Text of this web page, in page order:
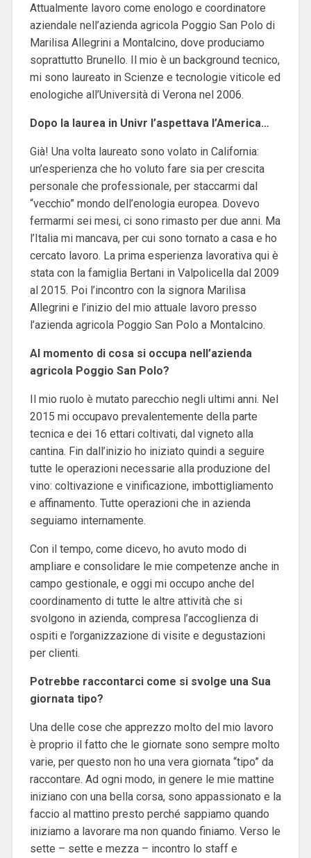
Attualmente lavoro come enologo e coordinatore
aziendale nell’azienda agricola Poggio San Polo di
Marilisa Allegrini a Montalcino, dove produciamo
soprattutto Brunello. Il mio è un background tecnico,
mi sono laureato in Scienze e tecnologie viticole ed
enologiche all’Università di Verona nel 2006.
Dopo la laurea in Univr l’aspettava l’America…
Già! Una volta laureato sono volato in California:
un’esperienza che ho voluto fare sia per crescita
personale che professionale, per staccarmi dal
“vecchio” mondo dell’enologia europea. Dovevo
fermarmi sei mesi, ci sono rimasto per due anni. Ma
l’Italia mi mancava, per cui sono tornato a casa e ho
cercato lavoro. La prima esperienza lavorativa qui è
stata con la famiglia Bertani in Valpolicella dal 2009
al 2015. Poi l’incontro con la signora Marilisa
Allegrini e l’inizio del mio attuale lavoro presso
l’azienda agricola Poggio San Polo a Montalcino.
Al momento di cosa si occupa nell’azienda
agricola Poggio San Polo?
Il mio ruolo è mutato parecchio negli ultimi anni. Nel
2015 mi occupavo prevalentemente della parte
tecnica e dei 16 ettari coltivati, dal vigneto alla
cantina. Fin dall’inizio ho iniziato quindi a seguire
tutte le operazioni necessarie alla produzione del
vino: coltivazione e vinificazione, imbottigliamento
e affinamento. Tutte operazioni che in azienda
seguiamo internamente.
Con il tempo, come dicevo, ho avuto modo di
ampliare e consolidare le mie competenze anche in
campo gestionale, e oggi mi occupo anche del
coordinamento di tutte le altre attività che si
svolgono in azienda, compresa l’accoglienza di
ospiti e l’organizzazione di visite e degustazioni
per clienti.
Potrebbe raccontarci come si svolge una Sua
giornata tipo?
Una delle cose che apprezzo molto del mio lavoro
è proprio il fatto che le giornate sono sempre molto
varie, per questo non ho una vera giornata “tipo” da
raccontare. Ad ogni modo, in genere le mie mattine
iniziano con una bella corsa, sono appassionato e la
faccio al mattino presto perché sappiamo quando
iniziamo a lavorare ma non quando finiamo. Verso le
sette – sette e mezza – incontro lo staff e